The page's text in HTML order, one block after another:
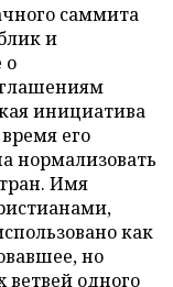
саммита
и
о
инициатива
его
нормализовать
Имя
как
но
ветвей одного